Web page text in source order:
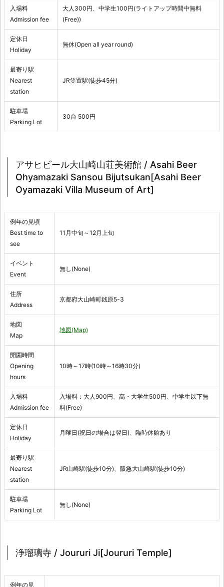
入場料
Admission fee
大人300円、中学生100円(ライトアップ時間中無料
(Free))
定休日
Holiday
無休(Open all year round)
最寄り駅
Nearest
station
JR笠置駅(徒歩45分)
駐車場
Parking Lot
30台 500円
アサヒビール大山崎山荘美術館 / Asahi Beer
Ohyamazaki Sansou Bijutsukan[Asahi Beer
Oyamazaki Villa Museum of Art]
例年の見頃
Best time to
see
11月中旬～12月上旬
イベント
Event
無し(None)
住所
Address
京都府大山崎町銭原5-3
地図
Map
地図(Map)
開園時間
Opening
hours
10時～17時(10時～16時30分)
入場料
Admission fee
入場料：大人900円、高・大学生500円、中学生以下無
料(Free)
定休日
Holiday
月曜日(祝日の場合は翌日)、臨時休館あり
最寄り駅
Nearest
station
JR山崎駅(徒歩10分)、阪急大山崎駅(徒歩10分)
駐車場
Parking Lot
無し(None)
浄瑠璃寺 / Joururi Ji[Joururi Temple]
例年の見